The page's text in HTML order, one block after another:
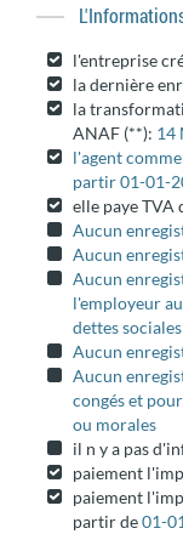
l'entreprise
la dernière
la
ANAF (**): 14
l'agent
partir 01-01-
elle paye TVA
Aucun
Aucun
Aucun
l'employeur
dettes sociales
Aucun
Aucun
congés et
ou morales
il n y a pas
paiement
paiement
partir de01-